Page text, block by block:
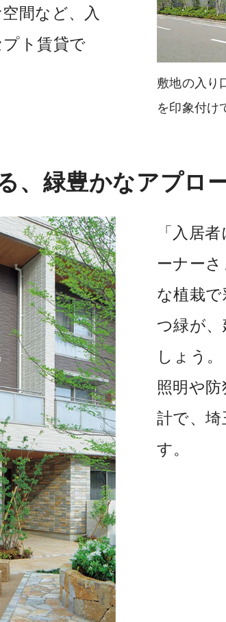
間など、入
ト賃貸で
敷地の入り
を印象付け
、緑豊かなアプロー
「入居
ーナー
な植栽
つ緑が
しょう
照明や
計で、
す。